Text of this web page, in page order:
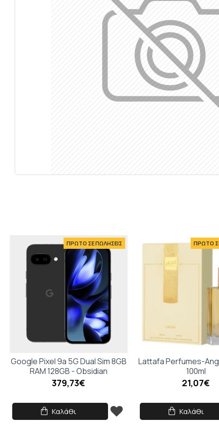
ΠΡΩΤΟ ΣΕ ΠΩΛΗΣΕΙΣ
Google Pixel 9a 5G Dual Sim 8GB
RAM 128GB - Obsidian
379,73€
Καλάθι
ΠΡΩΤΟ
Lattafa Perfumes-
100ml
21,07€
Καλάθι